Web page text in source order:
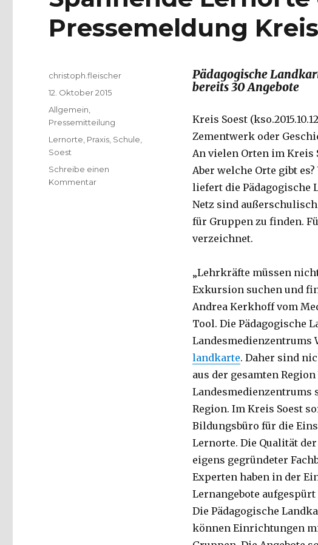
Pressemeldung
Pädagogische
bereits 30 Angebote
Kreis Soest
Zementwerk oder
An vielen Orten im Kreis
Aber welche Orte gibt
liefert die Pädagogische
Netz sind
für Gruppen zu finden.
verzeichnet.
„Lehrkräfte müssen
Exkursion suchen und
Andrea Kerkhoff vom
Tool. Die Pädagogische
Landesmedienzentrums
landkarte. Daher sind
aus der gesamten
Landesmedienzentrums
Region. Im Kreis Soest
Bildungsbüro für die
Lernorte. Die Qualität
eigens gegründeter
Experten haben in der
Lernangebote
Die Pädagogische
können Einrichtungen
Autor
christoph.fleischer
Veröffentlicht
am
12. Oktober 2015
Kategorien
Allgemein
Pressemitteilung
Schlagwörter
Lernorte Praxis Schule
Soest
Schreibe einen
Kommentarzu